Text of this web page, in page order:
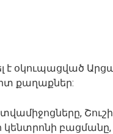
է օկուպացված
քաղաքներ:
կենտրոնի բացմանը,